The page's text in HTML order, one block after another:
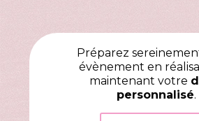
Préparez
évènement en
maintenant votre
personnalisé.